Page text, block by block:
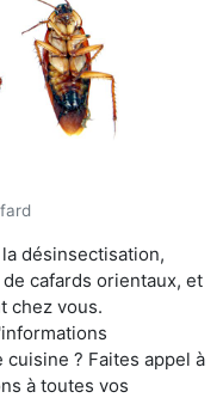
désinsectisation,
cafards orientaux, et
chez vous.
? Faites appel à
à toutes vos